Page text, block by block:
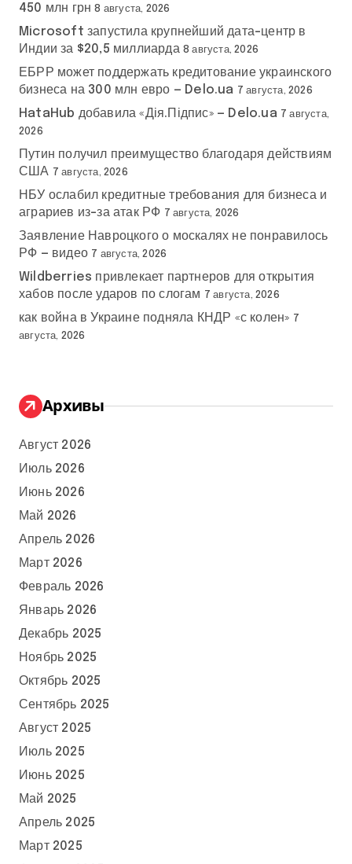
450 млн грн 8 августа, 2026
Microsoft запустила крупнейший дата-центр в
Индии за $20,5 миллиарда 8 августа, 2026
ЕБРР может поддержать кредитование украинского
бизнеса на 300 млн евро — Delo.ua 7 августа, 2026
HataHub добавила «Дія.Підпис» — Delo.ua 7 августа,
2026
Путин получил преимущество благодаря действиям
США 7 августа, 2026
НБУ ослабил кредитные требования для бизнеса и
аграриев из-за атак РФ 7 августа, 2026
Заявление Навроцкого о москалях не понравилось
РФ — видео 7 августа, 2026
Wildberries привлекает партнеров для открытия
хабов после ударов по слогам 7 августа, 2026
как война в Украине подняла КНДР «с колен» 7
августа, 2026
Архивы
Август 2026
Июль 2026
Июнь 2026
Май 2026
Апрель 2026
Март 2026
Февраль 2026
Январь 2026
Декабрь 2025
Ноябрь 2025
Октябрь 2025
Сентябрь 2025
Август 2025
Июль 2025
Июнь 2025
Май 2025
Апрель 2025
Март 2025